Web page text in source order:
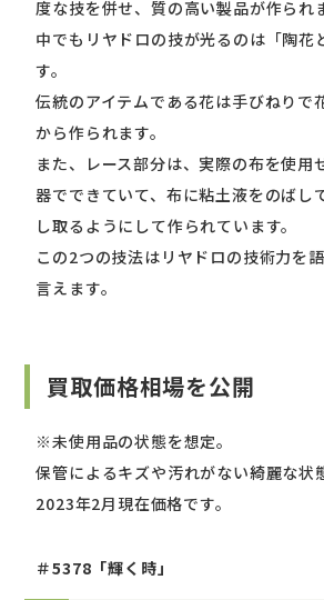
度な技を併せ、質の高い製品が作られ
中でもリヤドロの技が光るのは「陶花
す。
伝統のアイテムである花は手びねりで
から作られます。
また、レース部分は、実際の布を使用
器でできていて、布に粘土液をのばし
し取るようにして作られています。
この2つの技法はリヤドロの技術力を
言えます。
買取価格相場を公開
※未使用品の状態を想定。
保管によるキズや汚れがない綺麗な状
2023年2月現在価格です。
＃5378「輝く時」